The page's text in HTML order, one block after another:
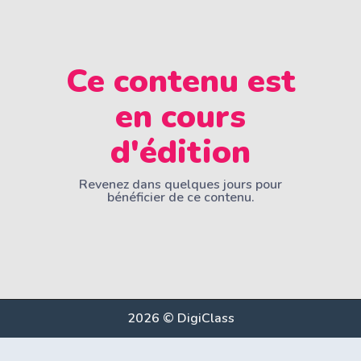
Ce contenu est
en cours
d'édition
Revenez dans quelques jours pour
bénéficier de ce contenu.
2026 © DigiClass